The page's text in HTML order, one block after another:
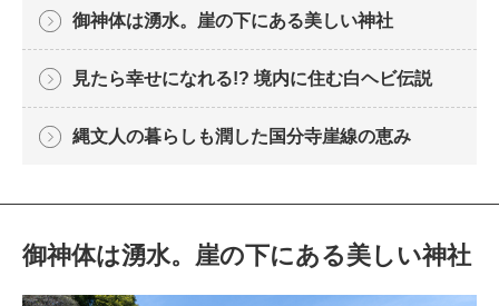
御神体は湧水。崖の下にある美しい神社
見たら幸せになれる!? 境内に住む白ヘビ伝説
縄文人の暮らしも潤した国分寺崖線の恵み
御神体は湧水。崖の下にある美しい神社